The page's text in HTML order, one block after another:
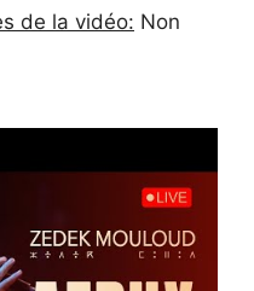
de la vidéo: Non